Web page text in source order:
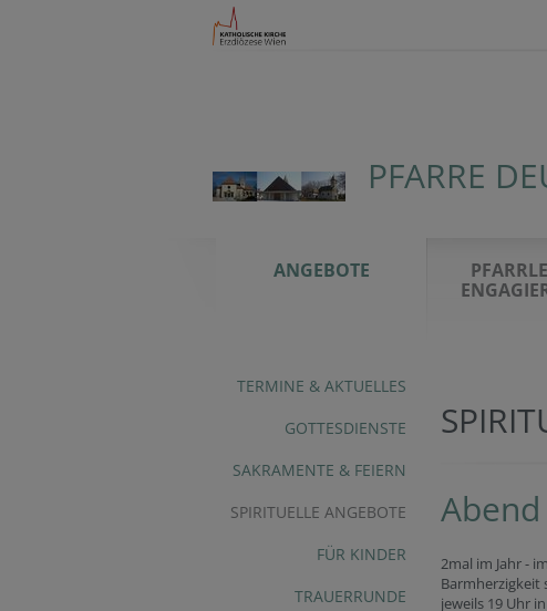
PFARRE
ANGEBOTE
TERMINE & AKTUELLES
GOTTESDIENSTE
SAKRAMENTE & FEIERN
SPIRITUELLE ANGEBOTE
FÜR KINDER
TRAUERRUNDE
2mal im Jahr -
Barmherzigkeit
jeweils 19 Uhr